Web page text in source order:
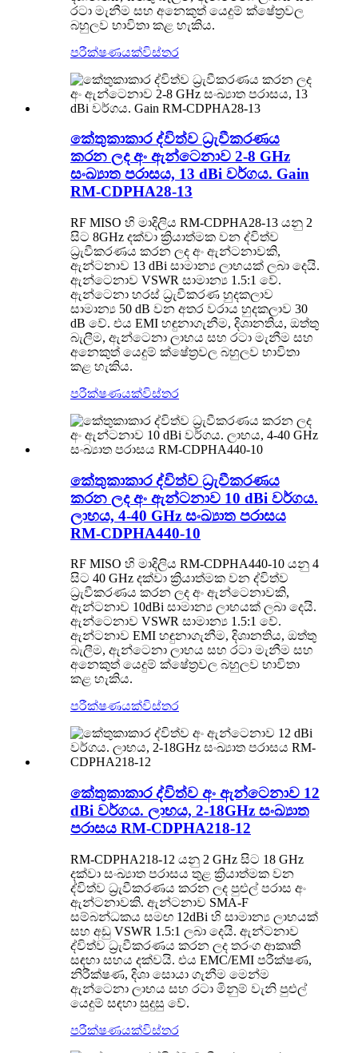
රටා මැනීම සහ අනෙකුත් යෙදුම් ක්ෂේත්‍රවල
බහුලව භාවිතා කළ හැකිය.
පරීක්ෂණයක්විස්තර
කේතුකාකාර ද්විත්ව ධ්‍රැවීකරණය
කරන ලද අං ඇන්ටෙනාව 2-8 GHz
සංඛ්‍යාත පරාසය, 13 dBi වර්ගය. Gain
RM-CDPHA28-13
RF MISO හි මාදිලිය RM-CDPHA28-13 යනු 2
සිට 8GHz දක්වා ක්‍රියාත්මක වන ද්විත්ව
ධ්‍රැවීකරණය කරන ලද අං ඇන්ටනාවකි,
ඇන්ටනාව 13 dBi සාමාන්‍ය ලාභයක් ලබා දෙයි.
ඇන්ටෙනාව VSWR සාමාන්‍ය 1.5:1 වේ.
ඇන්ටෙනා හරස් ධ්‍රැවීකරණ හුදකලාව
සාමාන්‍ය 50 dB වන අතර වරාය හුදකලාව 30
dB වේ. එය EMI හඳුනාගැනීම, දිශානතිය, ඔත්තු
බැලීම, ඇන්ටෙනා ලාභය සහ රටා මැනීම සහ
අනෙකුත් යෙදුම් ක්ෂේත්‍රවල බහුලව භාවිතා
කළ හැකිය.
පරීක්ෂණයක්විස්තර
කේතුකාකාර ද්විත්ව ධ්‍රැවීකරණය
කරන ලද අං ඇන්ටනාව 10 dBi වර්ගය.
ලාභය, 4-40 GHz සංඛ්‍යාත පරාසය
RM-CDPHA440-10
RF MISO හි මාදිලිය RM-CDPHA440-10 යනු 4
සිට 40 GHz දක්වා ක්‍රියාත්මක වන ද්විත්ව
ධ්‍රැවීකරණය කරන ලද අං ඇන්ටෙනාවකි,
ඇන්ටනාව 10dBi සාමාන්‍ය ලාභයක් ලබා දෙයි.
ඇන්ටෙනාව VSWR සාමාන්‍ය 1.5:1 වේ.
ඇන්ටනාව EMI හඳුනාගැනීම, දිශානතිය, ඔත්තු
බැලීම, ඇන්ටෙනා ලාභය සහ රටා මැනීම සහ
අනෙකුත් යෙදුම් ක්ෂේත්‍රවල බහුලව භාවිතා
කළ හැකිය.
පරීක්ෂණයක්විස්තර
කේතුකාකාර ද්විත්ව අං ඇන්ටෙනාව 12
dBi වර්ගය. ලාභය, 2-18GHz සංඛ්‍යාත
පරාසය RM-CDPHA218-12
RM-CDPHA218-12 යනු 2 GHz සිට 18 GHz
දක්වා සංඛ්‍යාත පරාසය තුළ ක්‍රියාත්මක වන
ද්විත්ව ධ්‍රැවීකරණය කරන ලද පුළුල් පරාස අං
ඇන්ටනාවකි. ඇන්ටනාව SMA-F
සම්බන්ධකය සමඟ 12dBi හි සාමාන්‍ය ලාභයක්
සහ අඩු VSWR 1.5:1 ලබා දෙයි. ඇන්ටනාව
ද්විත්ව ධ්‍රැවීකරණය කරන ලද තරංග ආකෘති
සඳහා සහය දක්වයි. එය EMC/EMI පරීක්ෂණ,
නිරීක්ෂණ, දිශා සොයා ගැනීම මෙන්ම
ඇන්ටෙනා ලාභය සහ රටා මිනුම් වැනි පුළුල්
යෙදුම් සඳහා සුදුසු වේ.
පරීක්ෂණයක්විස්තර